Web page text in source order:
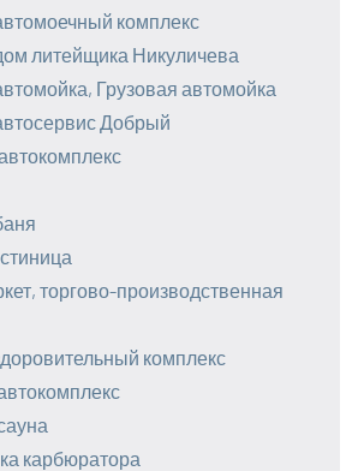
комплекс
литейщика Никуличева
Грузовая автомойка
Добрый
торгово-производственная
комплекс
карбюратора